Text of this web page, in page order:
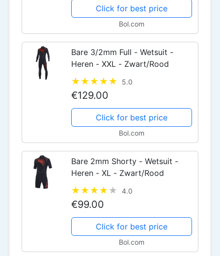
Click for best price
Bol.com
Bare 3/2mm Full - Wetsuit -
Heren - XXL - Zwart/Rood
5.0
€129.00
Click for best price
Bol.com
Bare 2mm Shorty - Wetsuit -
Heren - XL - Zwart/Rood
4.0
€99.00
Click for best price
Bol.com